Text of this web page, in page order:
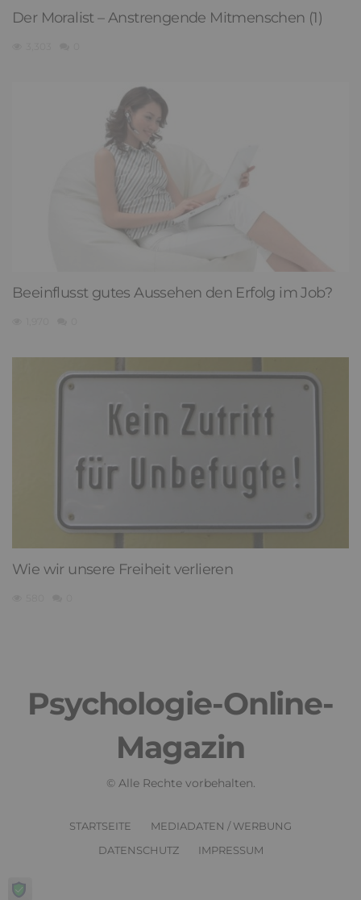
Der Moralist – Anstrengende Mitmenschen (1)
Beeinflusst gutes Aussehen den Erfolg im Job?
Wie wir unsere Freiheit verlieren
Psychologie-Online-
Magazin
© Alle Rechte vorbehalten.
STARTSEITE
MEDIADATEN / WERBUNG
DATENSCHUTZ
IMPRESSUM